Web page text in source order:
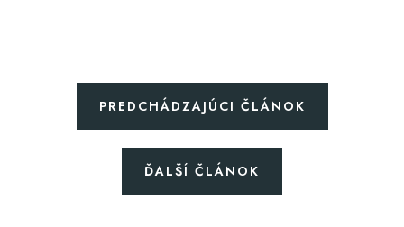
PREDCHÁDZAJÚCI ČLÁNOK
ĎALŠÍ ČLÁNOK